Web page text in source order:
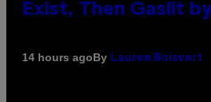
Exist, Then Gaslit
14 hours agoBy Lauren Boisvert